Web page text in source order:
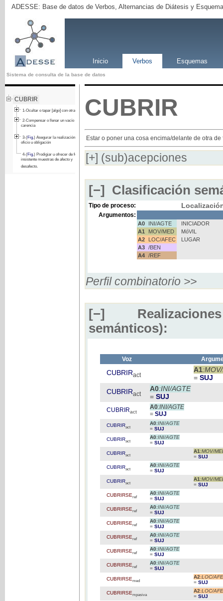
ADESSE: Base de datos de Verbos, Alternancias de Diátesis y
Inicio Verbos Esquemas
Sistema de consulta de la base de datos
CUBRIR
1-Ocultar o tapar [algo] con otra cosa.
2-Compensar o llenar un vacío o una
carencia
3-(Fig. ) Asegurar la realización de un
oficio u obligación
4-(Fig. ) Prodigiar u ofrecer de forma
insistente muestras de afecto y
desafecto.
CUBRIR
Estar o poner una cosa encima/delante de otra
[+] (sub)acepciones
[−] Clasificación
Tipo de proceso:
Argumentos:
A0 INI/AGTE
INICIADOR
A1
MOV/MED
MóVIL
A2
LOC/AFEC
LUGAR
A3 /BEN
A4 /REF
Perfil combinatorio >>
[−]
semánticos):
Voz
CUBRIRact
A1
= SUJ
CUBRIRact
A0:INI/AGTE
= SUJ
CUBRIRact
A0:INI/AGTE
= SUJ
CUBRIRact
A0:INI/AGTE
= SUJ
CUBRIRact
A0:INI/AGTE
= SUJ
CUBRIRact
A1 :MOV/
= SUJ
CUBRIRact
A0:INI/AGTE
= SUJ
CUBRIRact
A1 :MOV/
= SUJ
CUBRIRSEref
A0:INI/AGTE
= SUJ
CUBRIRSEref
A0:INI/AGTE
= SUJ
CUBRIRSEref
A0:INI/AGTE
= SUJ
CUBRIRSEref
A0:INI/AGTE
= SUJ
CUBRIRSEref
A0:INI/AGTE
= SUJ
CUBRIRSEref
A0:INI/AGTE
= SUJ
CUBRIRSEmed
A2:LOC/
= SUJ
CUBRIRSEmpasiva
A2:LOC/
= SUJ